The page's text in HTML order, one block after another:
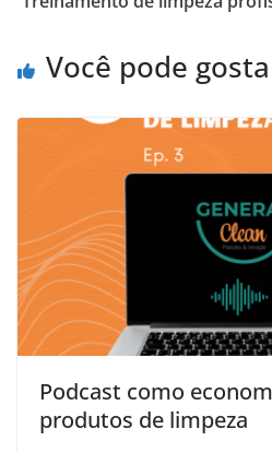
Você pode
Podcast como
produtos de limpeza